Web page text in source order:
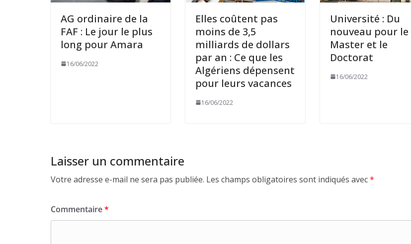
AG ordinaire de la
FAF : Le jour le plus
long pour Amara
16/06/2022
Elles coûtent pas
moins de 3,5
milliards de dollars
par an : Ce que les
Algériens dépensent
pour leurs vacances
16/06/2022
Université : Du
nouveau pour le
Master et le
Doctorat
16/06/2022
Laisser un commentaire
Votre adresse e-mail ne sera pas publiée. Les champs obligatoires sont indiqués avec*
Commentaire*